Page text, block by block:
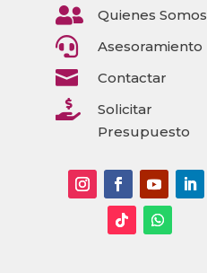
 Quienes Somos
 Asesoramiento
 Contactar

Solicitar
Presupuesto